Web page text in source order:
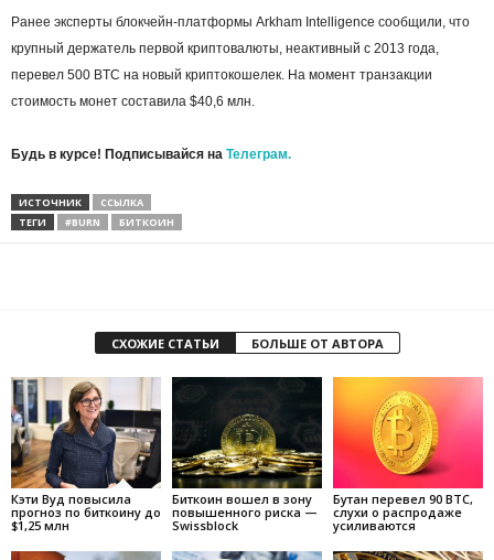
Ранее эксперты блокчейн-платформы Arkham Intelligence сообщили, что
крупный держатель первой криптовалюты, неактивный с 2013 года,
перевел 500 BTC на новый криптокошелек. На момент транзакции
стоимость монет составила $40,6 млн.
Будь в курсе! Подписывайся на Телеграм.
ИСТОЧНИК
ССЫЛКА
ТЕГИ
#BURN БИТКОИН
СХОЖИЕ СТАТЬИ БОЛЬШЕ ОТ АВТОРА
Кэти Вуд повысила
прогноз по биткоину до
$1,25 млн
Биткоин вошел в зону
повышенного риска —
Swissblock
Бутан перевел 90 BTC,
слухи о распродаже
усиливаются